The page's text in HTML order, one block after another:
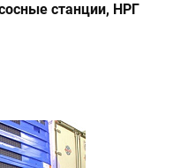
станции, НРГ